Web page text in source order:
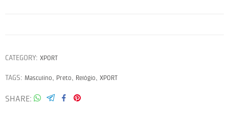
CATEGORY: XPORT
TAGS: Masculino, Preto, Relógio, XPORT
SHARE